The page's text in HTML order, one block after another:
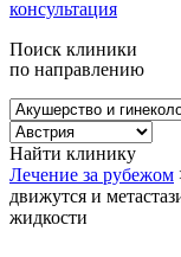
консультация
Поиск клиники
по направлению
Найти клинику
Лечение за рубежом
движутся и
жидкости